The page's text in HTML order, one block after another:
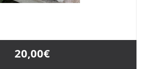
20,00€